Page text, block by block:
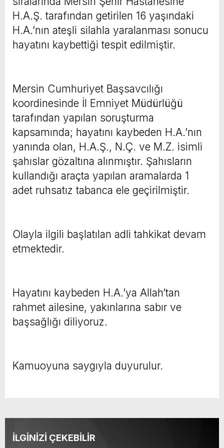
H.A.Ş. tarafından getirilen 16 yaşındaki
H.A.’nın ateşli silahla yaralanması sonucu
hayatını kaybettiği tespit edilmiştir.
Mersin Cumhuriyet Başsavcılığı
koordinesinde İl Emniyet Müdürlüğü
tarafından yapılan soruşturma
kapsamında; hayatını kaybeden H.A.’nın
yanında olan, H.A.Ş., N.Ç. ve M.Z. isimli
şahıslar gözaltına alınmıştır. Şahısların
kullandığı araçta yapılan aramalarda 1
adet ruhsatız tabanca ele geçirilmiştir.
Olayla ilgili başlatılan adli tahkikat devam
etmektedir.
Hayatını kaybeden H.A.’ya Allah’tan
rahmet ailesine, yakınlarına sabır ve
başsağlığı diliyoruz.
Kamuoyuna saygıyla duyurulur.
İLGİNİZİ ÇEKEBİLİR